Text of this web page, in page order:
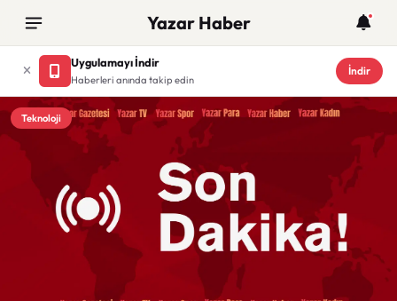
Yazar Haber
Uygulamayı İndir
Haberleri anında takip edin
İndir
Teknoloji